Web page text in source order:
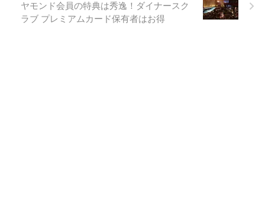
ヤモンド会員の特典は秀逸！ダイナースク
ラブ プレミアムカード保有者はお得